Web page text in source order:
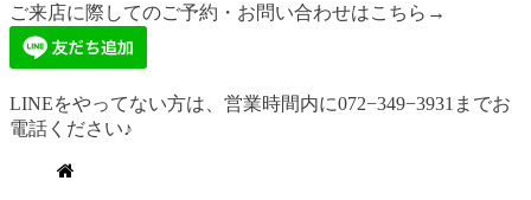
ご来店に際してのご予約・お問い合わせはこちら→
LINEをやってない方は、営業時間内に072−349−3931までお
電話ください♪